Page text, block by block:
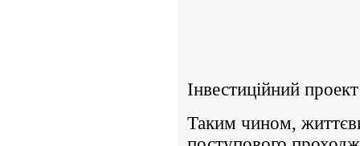
Інвестиційний
Таким чином,